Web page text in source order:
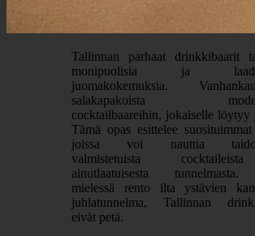
Tallinnan parhaat drinkkibaarit
monipuolisia ja
juomakokemuksia.
salakapakoista
cocktailbaareihin, jokaiselle löytyy
Tämä opas esittelee
joissa voi nauttia
valmistetuista
ainutlaatuisesta
mielessä rento ilta ystävien
juhlatunnelma, Tallinnan
eivät petä.